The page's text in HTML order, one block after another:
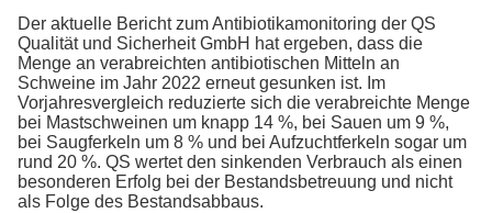
Der aktuelle Bericht zum Antibiotikamonitoring der QS
Qualität und Sicherheit GmbH hat ergeben, dass die
Menge an verabreichten antibiotischen Mitteln an
Schweine im Jahr 2022 erneut gesunken ist. Im
Vorjahresvergleich reduzierte sich die verabreichte Menge
bei Mastschweinen um knapp 14 %, bei Sauen um 9 %,
bei Saugferkeln um 8 % und bei Aufzuchtferkeln sogar um
rund 20 %. QS wertet den sinkenden Verbrauch als einen
besonderen Erfolg bei der Bestandsbetreuung und nicht
als Folge des Bestandsabbaus.